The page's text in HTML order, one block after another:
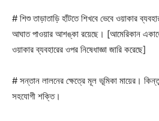
# শিশু তাড়াতাড়ি হাঁটতে শিখবে ভেবে ওয়াকার
আঘাত পাওয়ার আশঙ্কা রয়েছে। [আমেরিকান
ওয়াকার ব্যবহারের ওপর নিষেধাজ্ঞা জারি করেছে]
# সন্তান লালনের ক্ষেত্রে মূল ভূমিকা মায়ের।
সহযোগী শক্তি।